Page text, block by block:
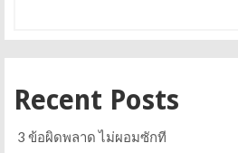
Recent Posts
3 ข้อผิดพลาด ไม่ผอมซักที